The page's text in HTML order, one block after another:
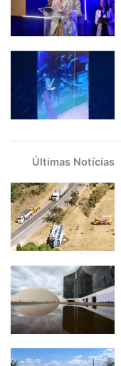
Últimas Notícias